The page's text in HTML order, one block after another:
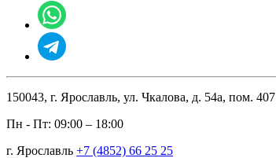
150043, г. Ярославль, ул. Чкалова, д. 54а, пом. 407
Пн - Пт: 09:00 – 18:00
г. Ярославль +7 (4852) 66 25 25